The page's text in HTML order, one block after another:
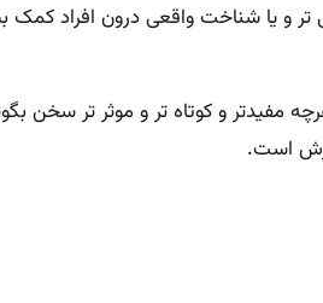
تر و یا شناخت واقعی درون افراد
مفیدتر و کوتاه تر و موثر تر سخن
است.